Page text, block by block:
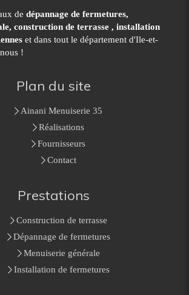
de dépannage de fermetures,
construction de terrasse , installation
et dans tout le département d'Ile-et-
!
Plan du site
Ainani Menuiserie 35
Réalisations
Fournisseurs
Contact
Prestations
Construction de terrasse
Dépannage de fermetures
Menuiserie générale
Installation de fermetures